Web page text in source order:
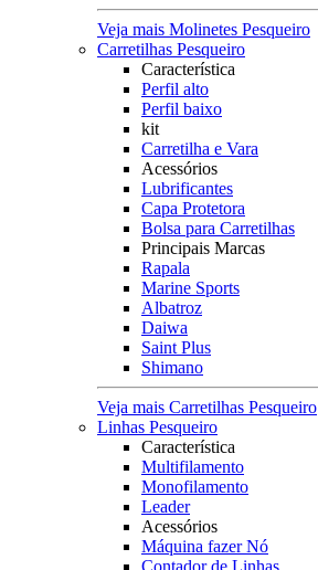
Veja mais Molinetes Pesqueiro
Carretilhas Pesqueiro
Característica
Perfil alto
Perfil baixo
kit
Carretilha e Vara
Acessórios
Lubrificantes
Capa Protetora
Bolsa para Carretilhas
Principais Marcas
Rapala
Marine Sports
Albatroz
Daiwa
Saint Plus
Shimano
Veja mais Carretilhas Pesqueiro
Linhas Pesqueiro
Característica
Multifilamento
Monofilamento
Leader
Acessórios
Máquina fazer Nó
Contador de Linhas